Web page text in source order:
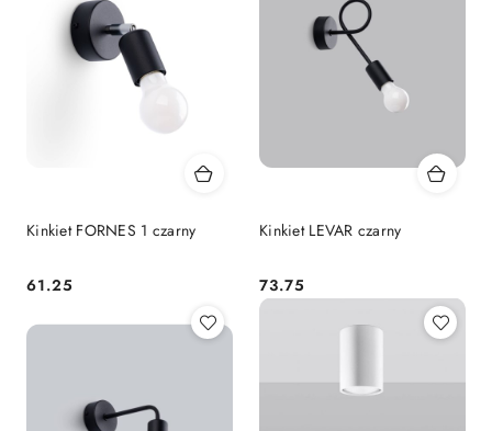
Kinkiet FORNES 1 czarny
Cena:
61.25
Kinkiet LEVAR czarny
Cena:
73.75